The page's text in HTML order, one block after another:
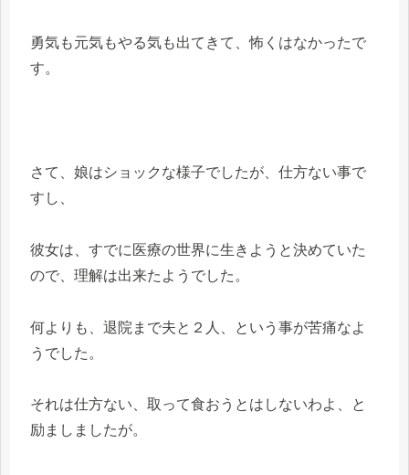
勇気も元気もやる気も出てきて、怖くはなかったで
す。
さて、娘はショックな様子でしたが、仕方ない事で
すし、
彼女は、すでに医療の世界に生きようと決めていた
ので、理解は出来たようでした。
何よりも、退院まで夫と２人、という事が苦痛なよ
うでした。
それは仕方ない、取って食おうとはしないわよ、と
励ましましたが。